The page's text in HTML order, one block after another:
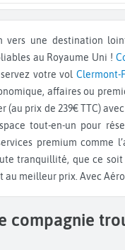
au Royaume Uni !
votre volClermont-
affaires ou
(au prix de 239€ TTC) avec
tout-en-un pour
premium comme
tranquillité, que ce
au meilleur prix. Avec
compagnie